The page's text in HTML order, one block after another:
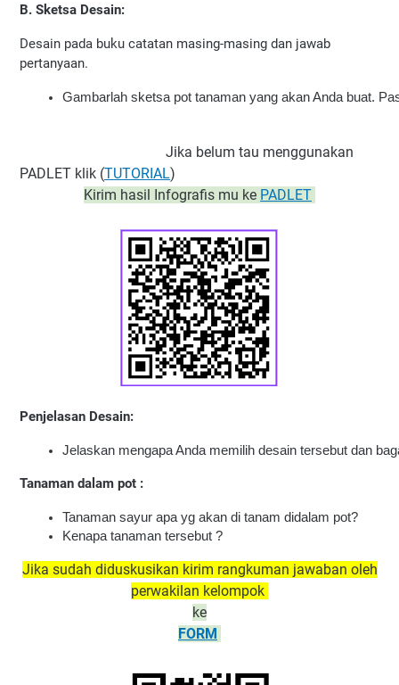
B. Sketsa Desain:
Desain pada buku catatan masing-masing dan jawab
pertanyaan.
Gambarlah sketsa pot tanaman yang akan Anda buat.
Jika belum tau menggunakan
PADLET klik (TUTORIAL)
Kirim hasil Infografis mu ke PADLET
Penjelasan Desain:
Jelaskan mengapa Anda memilih desain tersebut dan
Tanaman dalam pot :
Tanaman sayur apa yg akan di tanam didalam pot?
Kenapa tanaman tersebut ?
Jika sudah diduskusikan kirim rangkuman jawaban oleh
perwakilan kelompok
ke
FORM